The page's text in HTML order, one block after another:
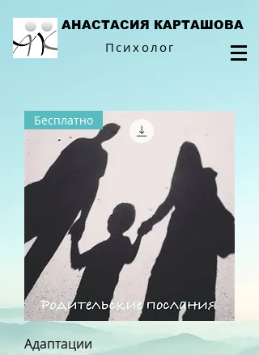
АНАСТАСИЯ КАРТАШОВА
Психолог
Бесплатно
Адаптации